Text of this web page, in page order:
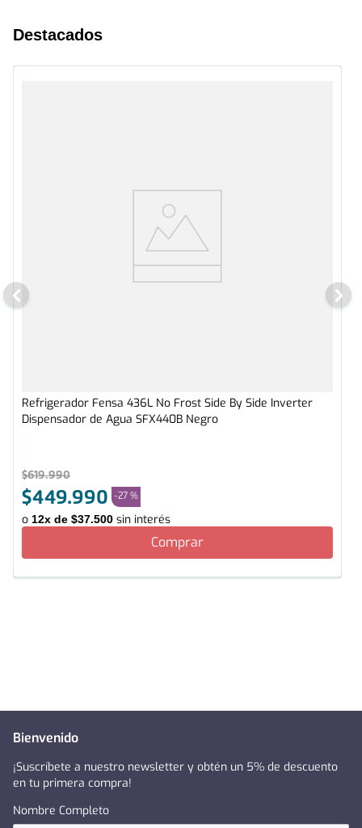
Destacados
Refrigerador Fensa 436L No Frost Side By Side Inverter
Dispensador de Agua SFX440B Negro
$619.990
$449.990 -27 %
o 12x de $37.500 sin interés
Comprar
Bienvenido
¡Suscríbete a nuestro newsletter y obtén un 5% de descuento
en tu primera compra!
Nombre Completo